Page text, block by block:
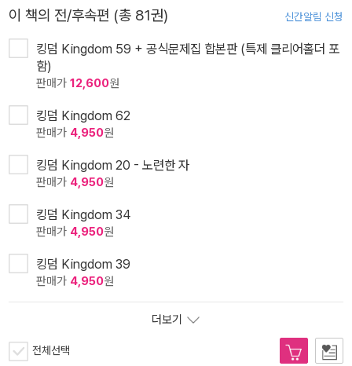
이 책의 전/후속편 (총 81권) 신간알림 신청
킹덤 Kingdom 59 + 공식문제집 합본판 (특제 클리어홀더 포
함)
판매가 12,600원
킹덤 Kingdom 62
판매가 4,950원
킹덤 Kingdom 20 - 노련한 자
판매가 4,950원
킹덤 Kingdom 34
판매가 4,950원
킹덤 Kingdom 39
판매가 4,950원
더보기
전체선택